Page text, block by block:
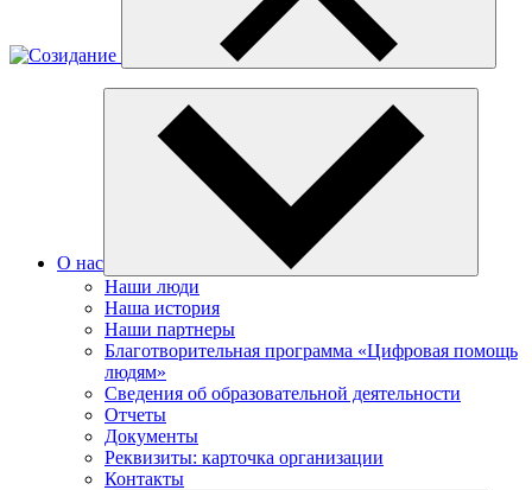
О нас
Наши люди
Наша история
Наши партнеры
Благотворительная программа «Цифровая помощь
людям»
Сведения об образовательной деятельности
Отчеты
Документы
Реквизиты: карточка организации
Контакты